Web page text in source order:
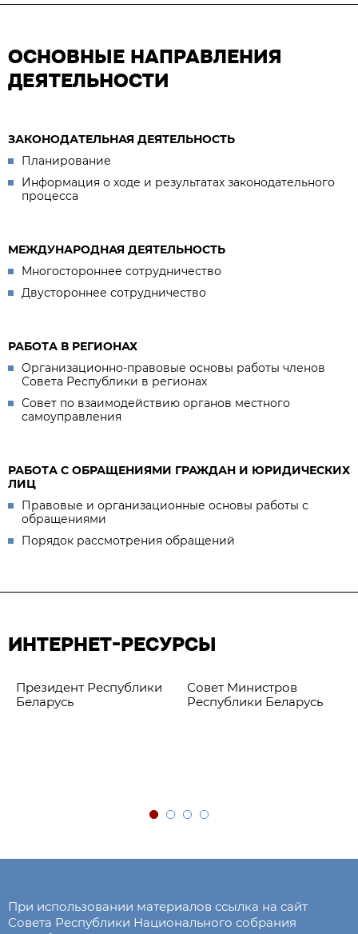
ОСНОВНЫЕ НАПРАВЛЕНИЯ
ДЕЯТЕЛЬНОСТИ
ЗАКОНОДАТЕЛЬНАЯ ДЕЯТЕЛЬНОСТЬ
Планирование
Информация о ходе и результатах законодательного
процесса
МЕЖДУНАРОДНАЯ ДЕЯТЕЛЬНОСТЬ
Многостороннее сотрудничество
Двустороннее сотрудничество
РАБОТА В РЕГИОНАХ
Организационно-правовые основы работы членов
Совета Республики в регионах
Совет по взаимодействию органов местного
самоуправления
РАБОТА С ОБРАЩЕНИЯМИ ГРАЖДАН И ЮРИДИЧЕСКИХ
ЛИЦ
Правовые и организационные основы работы с
обращениями
Порядок рассмотрения обращений
ИНТЕРНЕТ-РЕСУРСЫ
Президент Республики
Беларусь
Совет Министров
Республики Беларусь
При использовании материалов ссылка на сайт
Совета Республики Национального собрания